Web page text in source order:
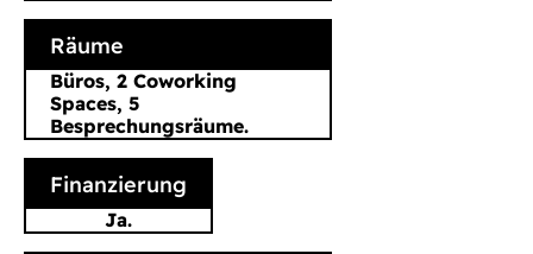
Räume
Büros, 2 Coworking
Spaces, 5
Besprechungsräume.
Finanzierung
Ja.